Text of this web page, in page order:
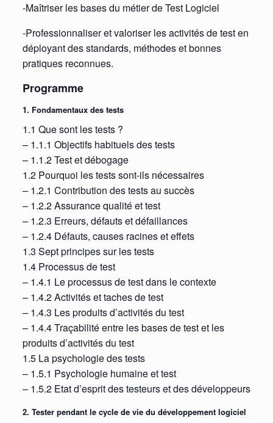
-Maîtriser les bases du métier de Test Logiciel
-Professionnaliser et valoriser les activités de test en
déployant des standards, méthodes et bonnes
pratiques reconnues.
Programme
1. Fondamentaux des tests
1.1 Que sont les tests ?
– 1.1.1 Objectifs habituels des tests
– 1.1.2 Test et débogage
1.2 Pourquoi les tests sont-ils nécessaires
– 1.2.1 Contribution des tests au succès
– 1.2.2 Assurance qualité et test
– 1.2.3 Erreurs, défauts et défaillances
– 1.2.4 Défauts, causes racines et effets
1.3 Sept principes sur les tests
1.4 Processus de test
– 1.4.1 Le processus de test dans le contexte
– 1.4.2 Activités et taches de test
– 1.4.3 Les produits d’activités du test
– 1.4.4 Traçabilité entre les bases de test et les
produits d’activités du test
1.5 La psychologie des tests
– 1.5.1 Psychologie humaine et test
– 1.5.2 Etat d’esprit des testeurs et des développeurs
2. Tester pendant le cycle de vie du développement logiciel